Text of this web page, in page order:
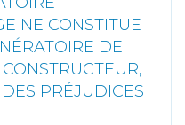
NE CONSTITUE
DE
PRÉJUDICES